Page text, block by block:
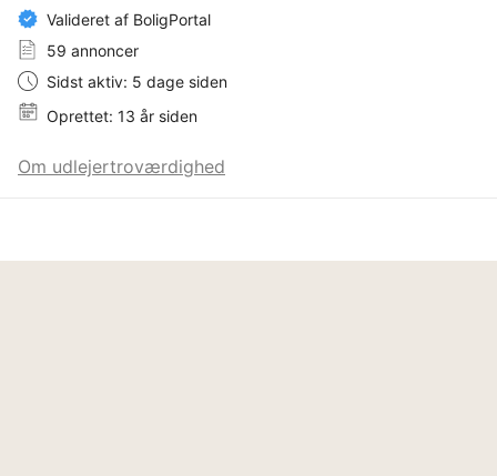
Valideret af BoligPortal
59 annoncer
Sidst aktiv: 5 dage siden
Oprettet: 13 år siden
Om udlejertroværdighed